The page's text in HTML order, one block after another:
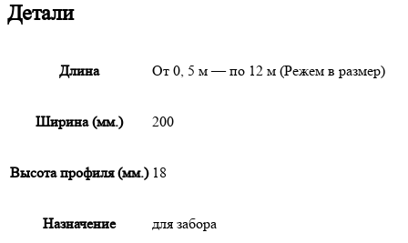
Детали
Длина От 0, 5 м — по 12 м (Режем в размер)
Ширина (мм.) 200
Высота профиля (мм.) 18
Назначение для забора